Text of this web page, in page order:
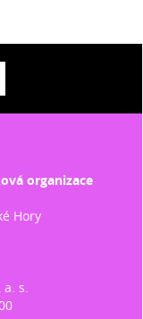
organizace
Hory
s.